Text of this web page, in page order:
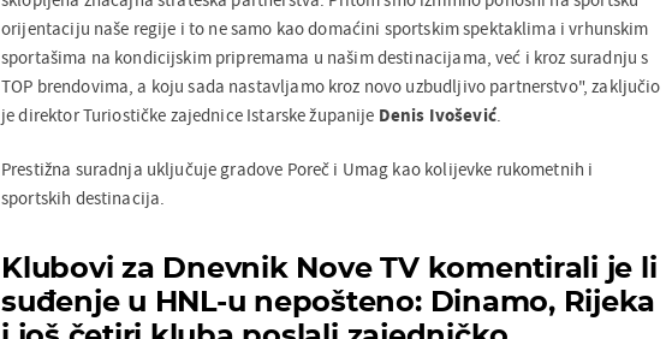
orijentaciju naše regije i to ne samo kao domaćini sportskim spektaklima i vrhunskim
sportašima na kondicijskim pripremama u našim destinacijama, već i kroz suradnju s
TOP brendovima, a koju sada nastavljamo kroz novo uzbudljivo partnerstvo", zaključio
je direktor Turiostičke zajednice Istarske županije Denis Ivošević.
Prestižna suradnja uključuje gradove Poreč i Umag kao kolijevke rukometnih i
sportskih destinacija.
Klubovi za Dnevnik Nove TV komentirali je li
suđenje u HNL-u nepošteno: Dinamo, Rijeka